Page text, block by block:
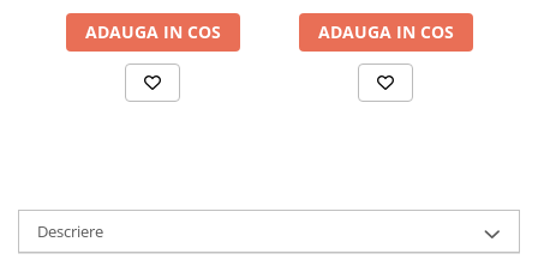
Accesorii chiuvete
Baterii sanitare cu incalzire instant
Fitinguri si accesorii
Termometre Meteo
ADAUGA IN COS ADAUGA IN COS
Descriere